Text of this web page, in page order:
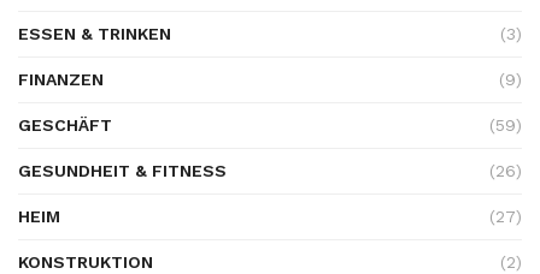
ESSEN & TRINKEN (3)
FINANZEN (9)
GESCHÄFT (59)
GESUNDHEIT & FITNESS (26)
HEIM (27)
KONSTRUKTION (2)